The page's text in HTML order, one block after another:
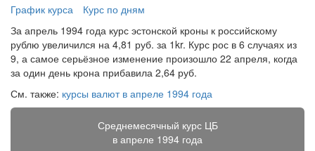
График курса
Курс по дням
За апрель 1994 года курс эстонской кроны к российскому
рублю увеличился на 4,81 руб. за 1kr. Курс рос в 6 случаях из
9, а самое серьёзное изменение произошло 22 апреля, когда
за один день крона прибавила 2,64 руб.
См. также: курсы валют в апреле 1994 года
Среднемесячный курс ЦБ
в апреле 1994 года